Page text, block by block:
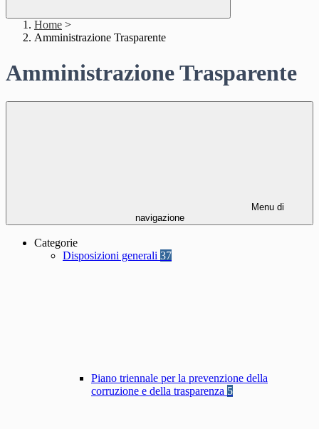
Home >
Amministrazione Trasparente
Amministrazione Trasparente
Menu di
navigazione
Categorie
Disposizioni generali 37
Piano triennale per la prevenzione della
corruzione e della trasparenza 5